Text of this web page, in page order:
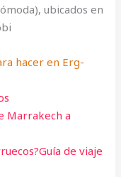
ubicados en
hacer en Erg-
Marrakech a
de viaje